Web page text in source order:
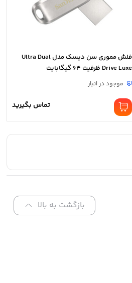
فلش مموری سن دیسک مدل Ultra Dual
Drive Luxe ظرفیت 64 گیگابایت
موجود در انبار
تماس بگیرید
بازگشت به بالا